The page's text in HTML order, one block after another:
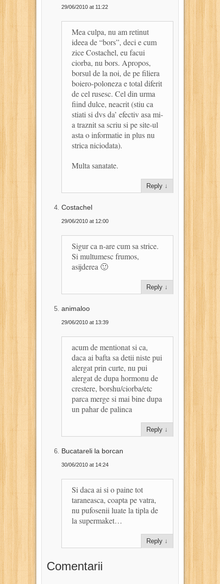
29/06/2010 at 11:22
Mea culpa, nu am retinut
ideea de “bors”, deci e cum
zice Costachel, eu facui
ciorba, nu bors. Apropos,
borsul de la noi, de pe filiera
boiero-poloneza e total diferit
de cel rusesc. Cel din urma
fiind dulce, neacrit (stiu ca
stiati si dvs da’ efectiv asa mi-
a traznit sa scriu si pe site-ul
asta o informatie in plus nu
strica niciodata).
Multa sanatate.
Reply ↓
Costachel
29/06/2010 at 12:00
Sigur ca n-are cum sa strice.
Si multumesc frumos,
asijderea 🙂
Reply ↓
animaloo
29/06/2010 at 13:39
acum de mentionat si ca,
daca ai bafta sa detii niste pui
alergat prin curte, nu pui
alergat de dupa hormonu de
crestere, borshu/ciorba/etc
parca merge si mai bine dupa
un pahar de palinca
Reply ↓
Bucatareli la borcan
30/06/2010 at 14:24
Si daca ai si o paine tot
taraneasca, coapta pe vatra,
nu pufosenii luate la tipla de
la supermaket…
Reply ↓
Comentarii